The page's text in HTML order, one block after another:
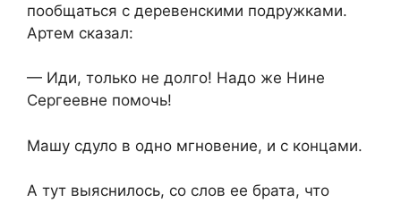
пообщаться с деревенскими подружками.
Артем сказал:
— Иди, только не долго! Надо же Нине
Сергеевне помочь!
Машу сдуло в одно мгновение, и с концами.
А тут выяснилось, со слов ее брата, что